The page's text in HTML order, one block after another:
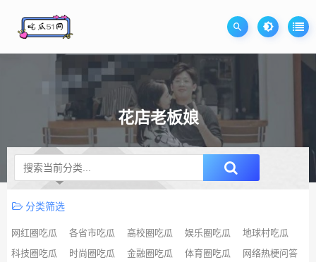
花店老板娘
升级SVIP无限免费下载
分类筛选
网红圈吃瓜 各省市吃瓜 高校圈吃瓜 娱乐圈吃瓜 地球村吃瓜
科技圈吃瓜 时尚圈吃瓜 金融圈吃瓜 体育圈吃瓜 网络热梗问答